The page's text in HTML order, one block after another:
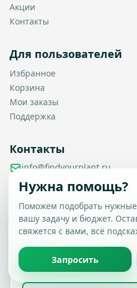
Акции
Контакты
Для пользователей
Избранное
Корзина
Мои заказы
Поддержка
Контакты
info@findyourplant.ru
+7 929 115-17-50
Санкт-Петербург,
литера А, офис 430
Настройка
Вы можете выбрать, какие
разрешить.
Политика
Нужна помощь?
Поможем подобрать
вашу задачу и бюджет.
свяжется с вами, всё
Запросить